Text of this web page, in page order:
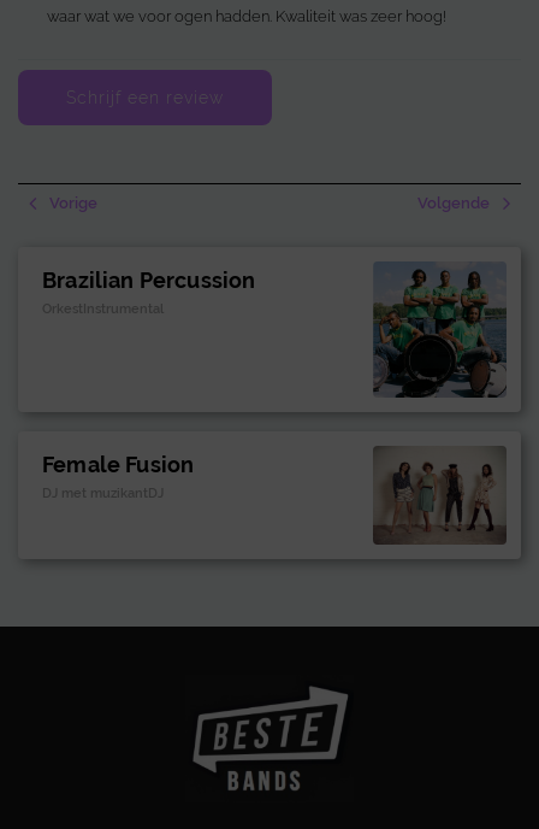
waar wat we voor ogen hadden. Kwaliteit was zeer hoog!
Schrijf een review
Vorige Volgende
Brazilian Percussion
OrkestInstrumental
Female Fusion
DJ met muzikantDJ